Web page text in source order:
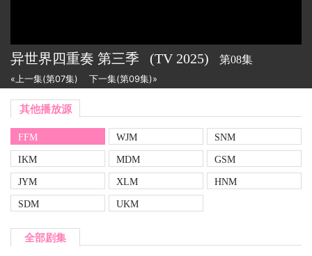
异世界四重奏 第三季 (TV 2025) 第08集
«上一集(第07集) 下一集(第09集)»
其他播放源
FFM WJM
SNM
IKM
MDM
GSM
JYM
XLM
HNM
SDM
UKM
全部剧集